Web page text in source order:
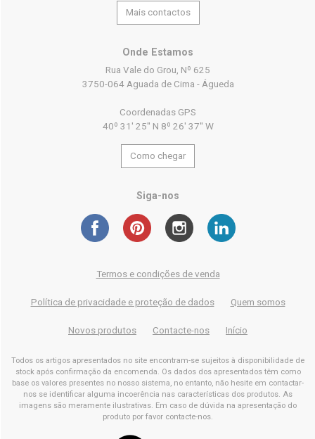
Mais contactos
Onde Estamos
Rua Vale do Grou, Nº 625
3750-064 Aguada de Cima - Águeda
Coordenadas GPS
40º 31' 25'' N 8º 26' 37'' W
Como chegar
Siga-nos
Termos e condições de venda
Política de privacidade e proteção de dados Quem somos
Novos produtos Contacte-nos Início
Todos os artigos apresentados no site encontram-se sujeitos à disponibilidade de
stock após confirmação da encomenda. Os dados dos apresentados têm como
base os valores presentes no nosso sistema, no entanto, não hesite em contactar-
nos se identificar alguma incoerência nas características dos produtos. As
imagens são meramente ilustrativas. Em caso de dúvida na apresentação do
produto por favor contacte-nos.